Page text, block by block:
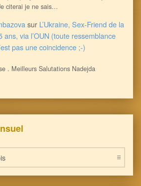
citerai je ne sais…
sur L’Ukraine, Sex-Friend de la
ans, via l’OUN (toute ressemblance
pas une coincidence ;-)
. Meilleurs Salutations Nadejda